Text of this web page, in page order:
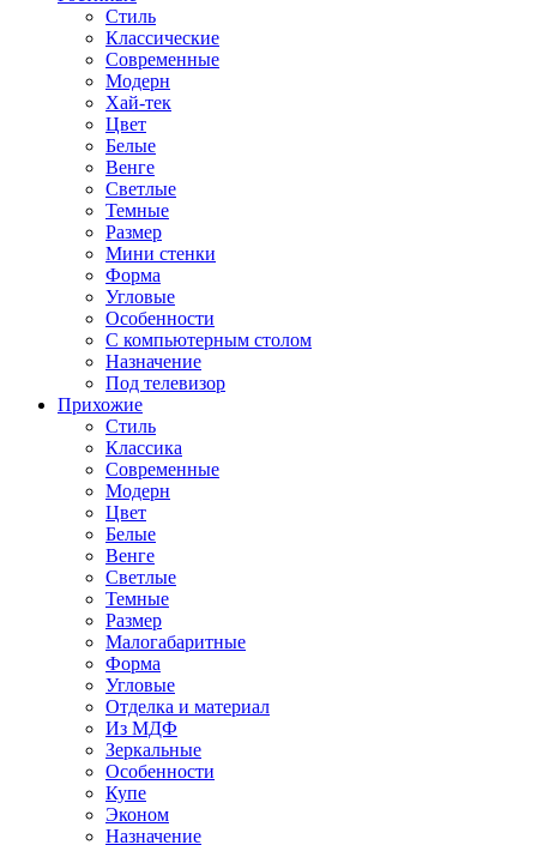
Стиль
Классические
Современные
Модерн
Хай-тек
Цвет
Белые
Венге
Светлые
Темные
Размер
Мини стенки
Форма
Угловые
Особенности
С компьютерным столом
Назначение
Под телевизор
Прихожие
Стиль
Классика
Современные
Модерн
Цвет
Белые
Венге
Светлые
Темные
Размер
Малогабаритные
Форма
Угловые
Отделка и материал
Из МДФ
Зеркальные
Особенности
Купе
Эконом
Назначение